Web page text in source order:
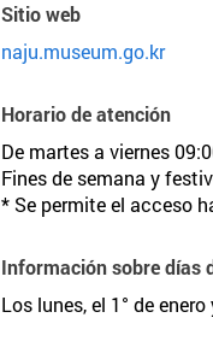
Sitio web
naju.museum.go.kr
Horario de atención
De martes a viernes
Fines de semana y
* Se permite el acceso
Información sobre días
Los lunes, el 1° de